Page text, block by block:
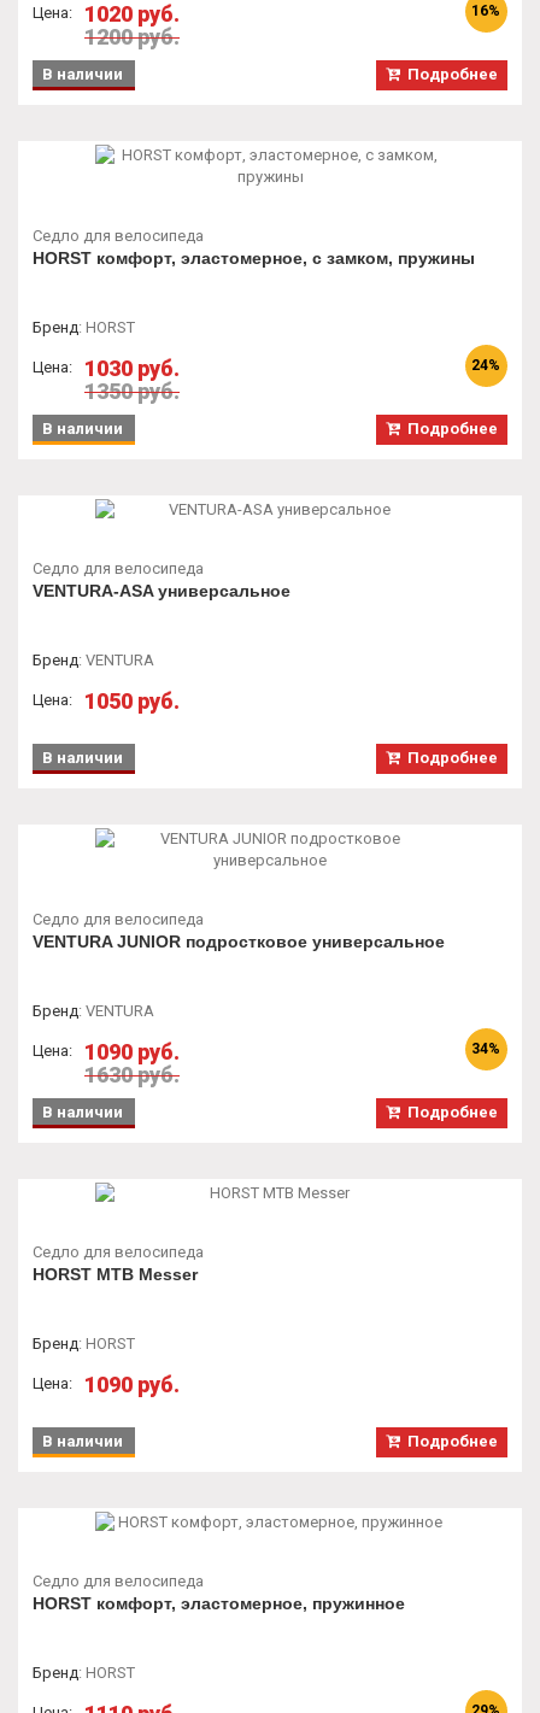
Цена:
1020 руб.
1200 руб.
16%
Подробнее
В наличии
Седло для велосипеда
HORST комфорт, эластомерное, с замком, пружины
Бренд: HORST
Цена:
1030 руб.
1350 руб.
24%
Подробнее
В наличии
Седло для велосипеда
VENTURA-ASA универсальное
Бренд: VENTURA
Цена: 1050 руб.
Подробнее
В наличии
Седло для велосипеда
VENTURA JUNIOR подростковое универсальное
Бренд: VENTURA
Цена:
1090 руб.
1630 руб.
34%
Подробнее
В наличии
Седло для велосипеда
HORST MTB Messer
Бренд: HORST
Цена: 1090 руб.
Подробнее
В наличии
Седло для велосипеда
HORST комфорт, эластомерное, пружинное
Бренд: HORST